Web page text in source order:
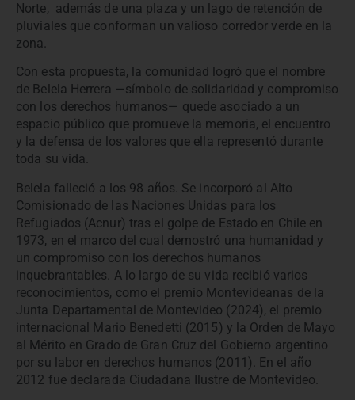
Norte, además de una plaza y un lago de retención de
pluviales que conforman un valioso corredor verde en la
zona.
Con esta propuesta, la comunidad logró que el nombre
de Belela Herrera —símbolo de solidaridad y compromiso
con los derechos humanos— quede asociado a un
espacio público que promueve la memoria, el encuentro
y la defensa de los valores que ella representó durante
toda su vida.
Belela falleció a los 98 años. Se incorporó al Alto
Comisionado de las Naciones Unidas para los
Refugiados (Acnur) tras el golpe de Estado en Chile en
1973, en el marco del cual demostró una humanidad y
un compromiso con los derechos humanos
inquebrantables. A lo largo de su vida recibió varios
reconocimientos, como el premio Montevideanas de la
Junta Departamental de Montevideo (2024), el premio
internacional Mario Benedetti (2015) y la Orden de Mayo
al Mérito en Grado de Gran Cruz del Gobierno argentino
por su labor en derechos humanos (2011). En el año
2012 fue declarada Ciudadana Ilustre de Montevideo.